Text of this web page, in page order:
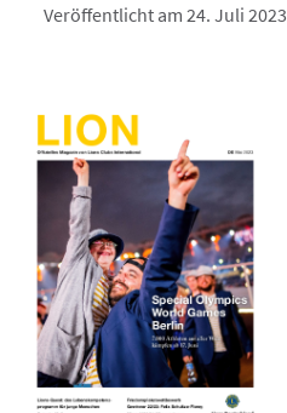
Veröffentlicht am 24. Juli 2023